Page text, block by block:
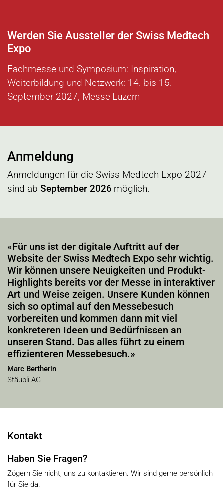
Werden Sie Aussteller der Swiss Medtech
Expo
Fachmesse und Symposium: Inspiration,
Weiterbildung und Netzwerk: 14. bis 15.
September 2027, Messe Luzern
Anmeldung
Anmeldungen für die Swiss Medtech Expo 2027
sind ab September 2026 möglich.
«Für uns ist der digitale Auftritt auf der
Website der Swiss Medtech Expo sehr wichtig.
Wir können unsere Neuigkeiten und Produkt-
Highlights bereits vor der Messe in interaktiver
Art und Weise zeigen. Unsere Kunden können
sich so optimal auf den Messebesuch
vorbereiten und kommen dann mit viel
konkreteren Ideen und Bedürfnissen an
unseren Stand. Das alles führt zu einem
effizienteren Messebesuch.»
Marc Bertherin
Stäubli AG
Kontakt
Haben Sie Fragen?
Zögern Sie nicht, uns zu kontaktieren. Wir sind gerne persönlich
für Sie da.